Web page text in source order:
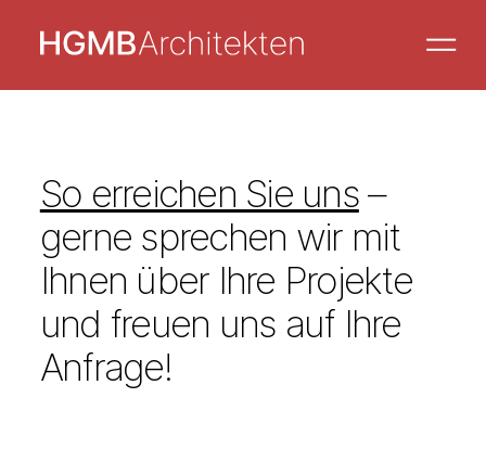
So erreichen Sie uns–
gerne sprechen wir mit
Ihnen über Ihre Projekte
und freuen uns auf Ihre
Anfrage!